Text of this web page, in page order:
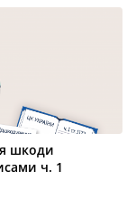
шкоди
ч. 1